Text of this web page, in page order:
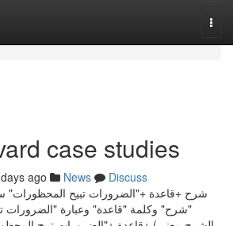
case studies
ago News
Discuss
"شرح" وكلمة "قاعدة" وعبارة "الضرورات